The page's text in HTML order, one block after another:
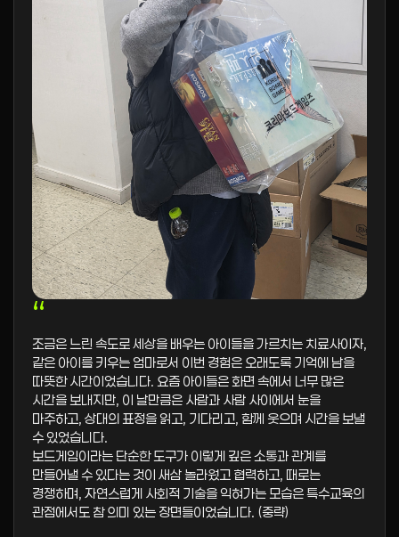
“
조금은 느린 속도로 세상을 배우는 아이들을 가르치는 치료사이자,
같은 아이를 키우는 엄마로서 이번 경험은 오래도록 기억에 남을
따뜻한 시간이었습니다. 요즘 아이들은 화면 속에서 너무 많은
시간을 보내지만, 이 날만큼은 사람과 사람 사이에서 눈을
마주하고, 상대의 표정을 읽고, 기다리고, 함께 웃으며 시간을 보낼
수 있었습니다.
보드게임이라는 단순한 도구가 이렇게 깊은 소통과 관계를
만들어낼 수 있다는 것이 새삼 놀라웠고 협력하고, 때로는
경쟁하며, 자연스럽게 사회적 기술을 익혀가는 모습은 특수교육의
관점에서도 참 의미 있는 장면들이었습니다. (중략)